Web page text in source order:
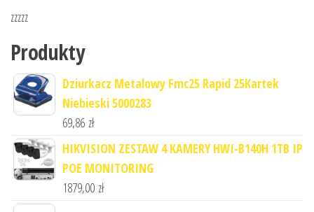
zzzzz
Produkty
Dziurkacz Metalowy Fmc25 Rapid 25Kartek
Niebieski 5000283
69,86 zł
HIKVISION ZESTAW 4 KAMERY HWI-B140H 1TB IP
POE MONITORING
1879,00 zł